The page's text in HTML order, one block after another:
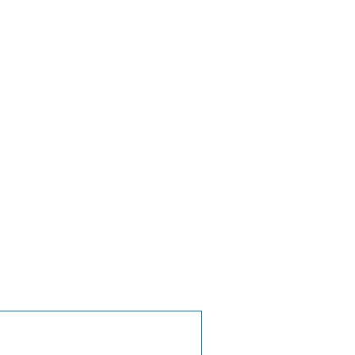
Un merecido homenaje